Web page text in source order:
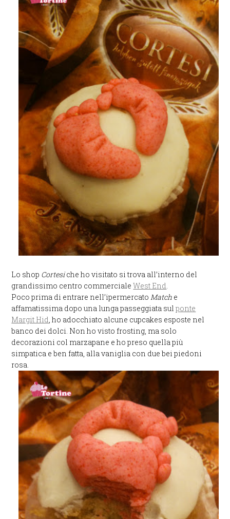
Lo shop Cortesiche ho visitato si trova all’interno del
grandissimo centro commercialeWest End
Poco prima di entrare nell’ipermercato Match e
affamatissima dopo una lunga passeggiata sulponte
Margit Hid , ho adocchiato alcune cupcakes esposte nel
banco dei dolci. Non ho visto frosting, ma solo
decorazioni col marzapane e ho preso quella più
simpatica e ben fatta, alla vaniglia con due bei piedoni
rosa.